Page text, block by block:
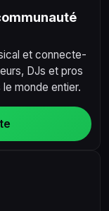
et connecte-
DJs et pros
monde entier.